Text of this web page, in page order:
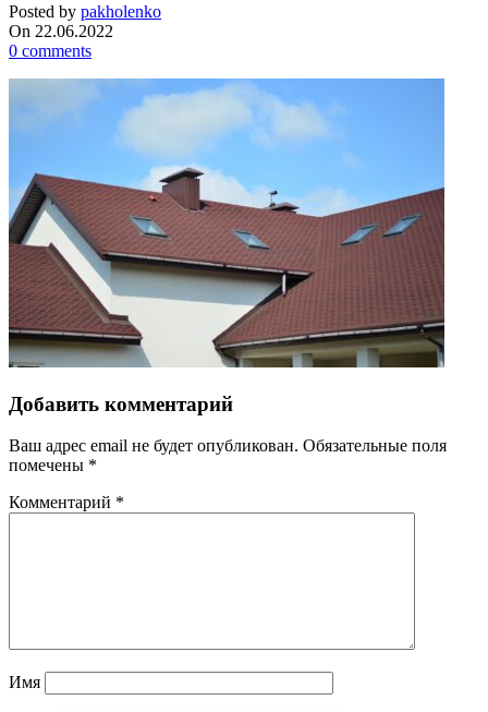
Posted by pakholenko
On 22.06.2022
0 comments
Добавить комментарий
Ваш адрес email не будет опубликован. Обязательные поля
помечены *
Комментарий *
Имя